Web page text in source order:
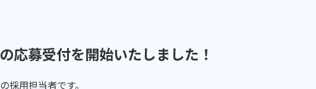
応募受付を開始いたしました！
採用担当者です。